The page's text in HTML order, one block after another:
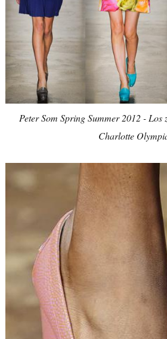
Peter Som Spring Summer 2012 - Los
Charlotte